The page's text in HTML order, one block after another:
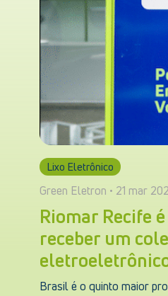
Lixo Eletrônico
Green Eletron • 21 mar
Riomar Recife
receber um
Brasil é o quinto maior